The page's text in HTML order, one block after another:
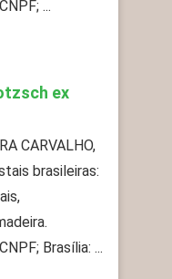
...
ex
CARVALHO,
brasileiras:
Brasília: ...